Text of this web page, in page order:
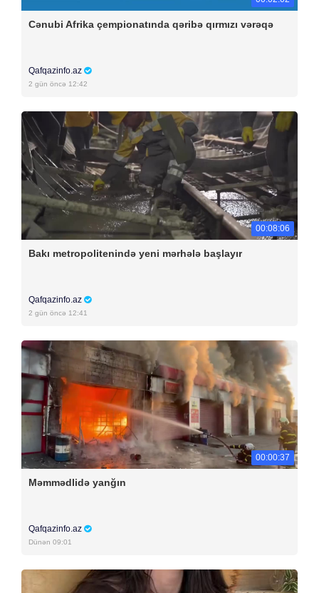
Cənubi Afrika çempionatında qəribə qırmızı vərəqə
Qafqazinfo.az
2 gün öncə 12:42
00:08:06
Bakı metropolitenində yeni mərhələ başlayır
Qafqazinfo.az
2 gün öncə 12:41
00:00:37
Məmmədlidə yanğın
Qafqazinfo.az
Dünən 09:01